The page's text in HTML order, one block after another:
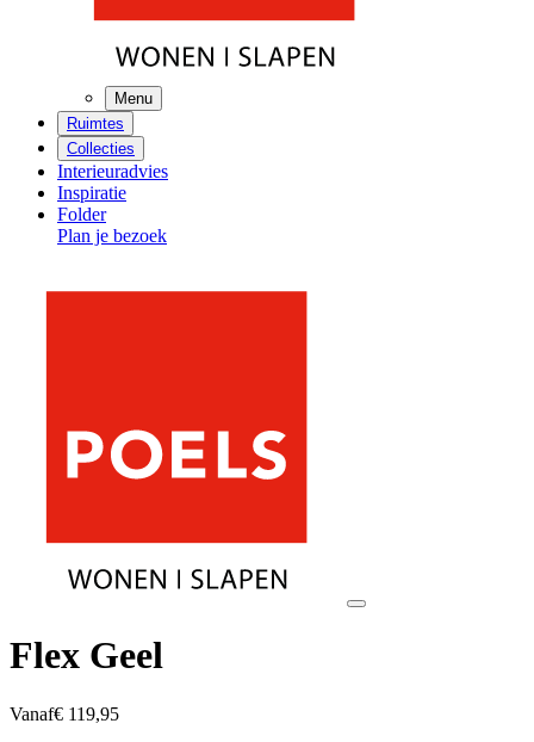
Menu
Ruimtes
Collecties
Interieuradvies
Inspiratie
Folder
Plan je bezoek
Flex Geel
Vanaf€ 119,95